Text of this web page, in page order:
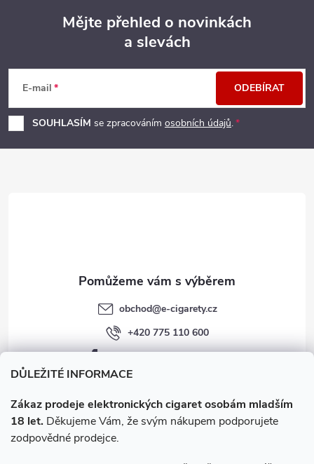
DŮLEŽITÉ INFORMACE
Zákaz prodeje elektronických cigaret osobám mladším
18 let. Děkujeme Vám, že svým nákupem podporujete
zodpovědné prodejce.
a
í
p
p
i
s
u
p
a
Mějte přehled o novinkách
a slevách
E-mail
SOUHLASÍM se zpracováním osobních údajů.
ODEBÍRAT
obchod@e-cigarety.cz
+420 775 110 600